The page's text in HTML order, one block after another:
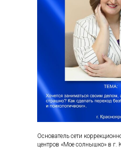
Основатель сети
центров «Мое солнышко» в г.